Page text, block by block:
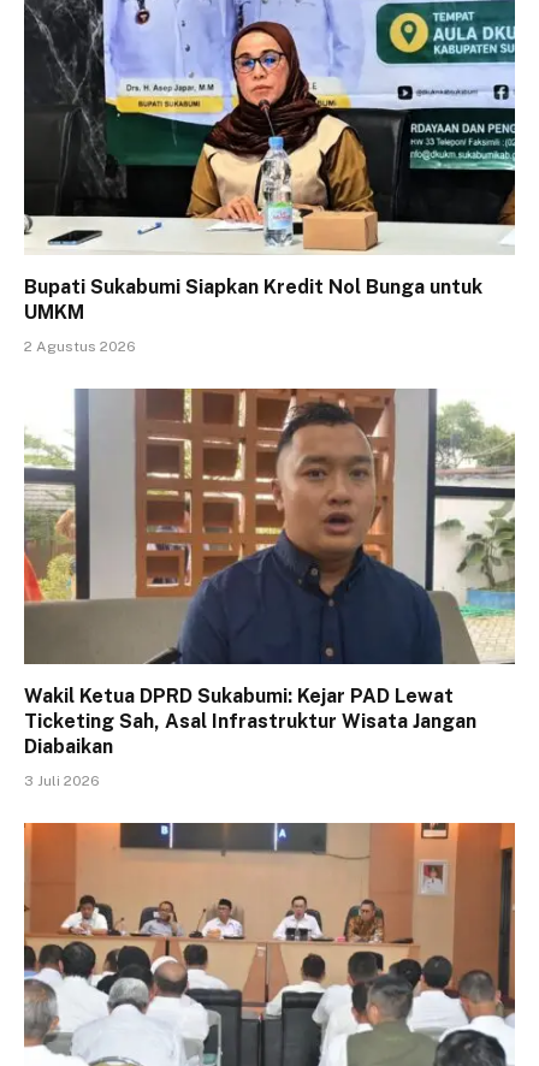
Bupati Sukabumi Siapkan Kredit Nol Bunga untuk
UMKM
2 Agustus 2026
Wakil Ketua DPRD Sukabumi: Kejar PAD Lewat
Ticketing Sah, Asal Infrastruktur Wisata Jangan
Diabaikan
3 Juli 2026